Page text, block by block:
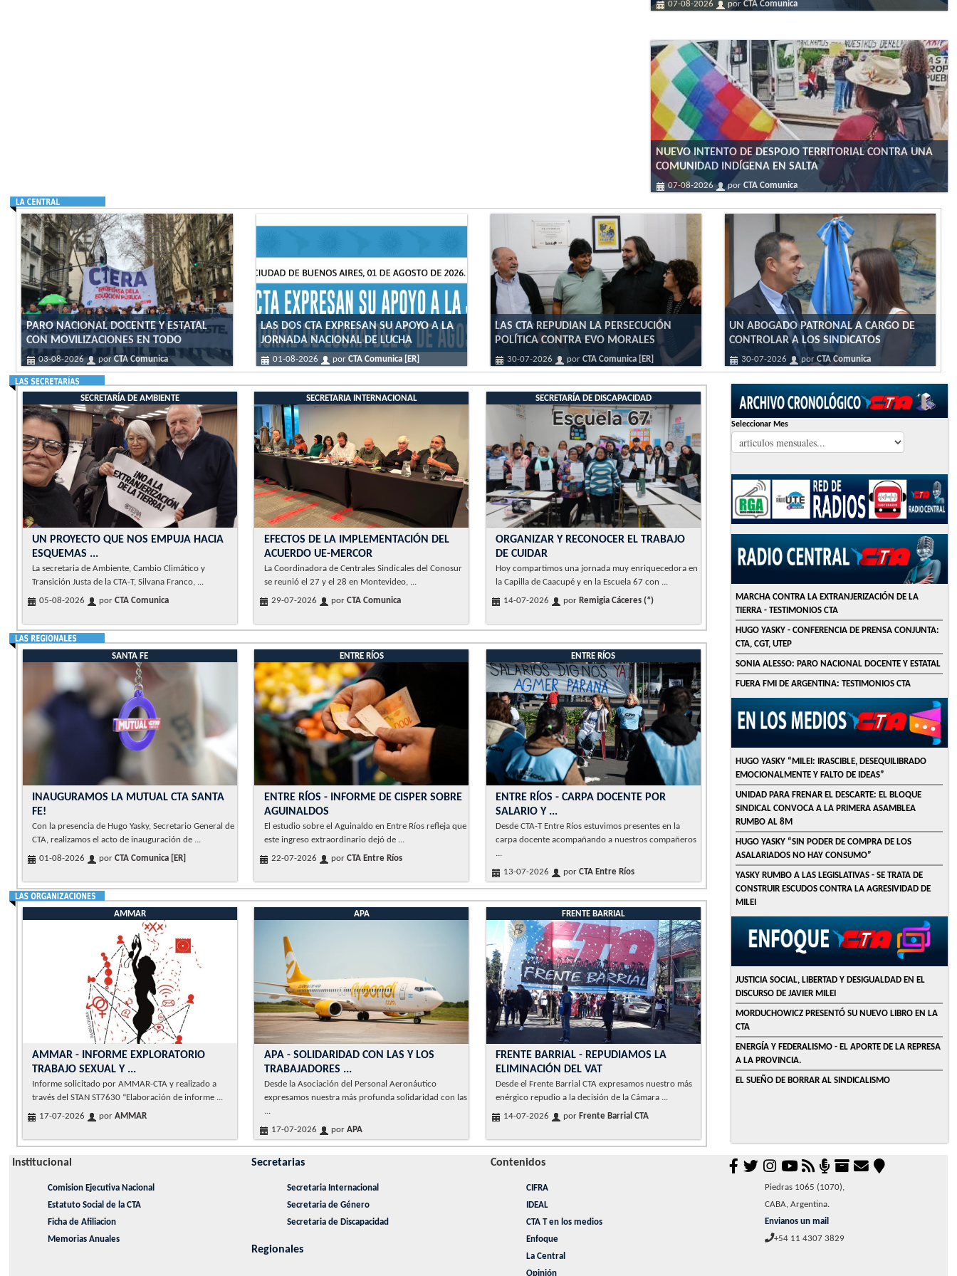
07-08-2026 por CTA Comunica
NUEVO INTENTO DE DESPOJO TERRITORIAL CONTRA UNA
COMUNIDAD INDÍGENA EN SALTA
07-08-2026 por CTA Comunica
PARO NACIONAL DOCENTE Y ESTATAL
CON MOVILIZACIONES EN TODO
03-08-2026 porCTA Comunica
LAS DOS CTA EXPRESAN SU APOYO A LA
JORNADA NACIONAL DE LUCHA
01-08-2026 porCTA Comunica [ER]
LAS CTA REPUDIAN LA PERSECUCIÓN
POLÍTICA CONTRA EVO MORALES
30-07-2026 porCTA Comunica [ER]
UN ABOGADO PATRONAL A CARGO DE
CONTROLAR A LOS SINDICATOS
30-07-2026 porCTA Comunica
SECRETARÍA DE AMBIENTE
UN PROYECTO QUE NOS EMPUJA HACIA
ESQUEMAS ...
La secretaria de Ambiente, Cambio Climático y
Transición Justa de la CTA-T, Silvana Franco, ...
05-08-2026
porCTA Comunica
SECRETARIA INTERNACIONAL
EFECTOS DE LA IMPLEMENTACIÓN DEL
ACUERDO UE-MERCOR
La Coordinadora de Centrales Sindicales del Conosur
se reunió el 27 y el 28 en Montevideo, ...
29-07-2026
por CTA Comunica
SECRETARÍA DE DISCAPACIDAD
ORGANIZAR Y RECONOCER EL TRABAJO
DE CUIDAR
Hoy compartimos una jornada muy enriquecedora en
la Capilla de Caacupé y en la Escuela 67 con ...
14-07-2026
por Remigia Cáceres (*)
SANTA FE
INAUGURAMOS LA MUTUAL CTA SANTA
FE!
Con la presencia de Hugo Yasky, Secretario General de
CTA, realizamos el acto de inauguración de ...
01-08-2026
porCTA Comunica [ER]
ENTRE RÍOS
ENTRE RÍOS - INFORME DE CISPER SOBRE
AGUINALDOS
El estudio sobre el Aguinaldo en Entre Ríos refleja que
este ingreso extraordinario dejó de ...
22-07-2026
por CTA Entre Ríos
ENTRE RÍOS
ENTRE RÍOS - CARPA DOCENTE POR
SALARIO Y ...
Desde CTA-T Entre Ríos estuvimos presentes en la
carpa docente acompañando a nuestros compañeros
...
13-07-2026
por CTA Entre Ríos
AMMAR
AMMAR - INFORME EXPLORATORIO
TRABAJO SEXUAL Y ...
Informe solicitado por AMMAR-CTA y realizado a
través del STAN ST7630 “Elaboración de informe ...
17-07-2026
porAMMAR
APA
APA - SOLIDARIDAD CON LAS Y LOS
TRABAJADORES ...
Desde la Asociación del Personal Aeronáutico
expresamos nuestra más profunda solidaridad con las
...
17-07-2026
por APA
FRENTE BARRIAL
FRENTE BARRIAL - REPUDIAMOS LA
ELIMINACIÓN DEL VAT
Desde el Frente Barrial CTA expresamos nuestro más
enérgico repudio a la decisión de la Cámara ...
14-07-2026
por Frente Barrial CTA
Seleccionar Mes
MARCHA CONTRA LA EXTRANJERIZACIÓN DE LA
TIERRA - TESTIMONIOS CTA
HUGO YASKY - CONFERENCIA DE PRENSA CONJUNTA:
CTA, CGT, UTEP
SONIA ALESSO: PARO NACIONAL DOCENTE Y ESTATAL
FUERA FMI DE ARGENTINA: TESTIMONIOS CTA
HUGO YASKY “MILEI: IRASCIBLE, DESEQUILIBRADO
EMOCIONALMENTE Y FALTO DE IDEAS”
UNIDAD PARA FRENAR EL DESCARTE: EL BLOQUE
SINDICAL CONVOCA A LA PRIMERA ASAMBLEA
RUMBO AL 8M
HUGO YASKY “SIN PODER DE COMPRA DE LOS
ASALARIADOS NO HAY CONSUMO”
YASKY RUMBO A LAS LEGISLATIVAS - SE TRATA DE
CONSTRUIR ESCUDOS CONTRA LA AGRESIVIDAD DE
MILEI
JUSTICIA SOCIAL, LIBERTAD Y DESIGUALDAD EN EL
DISCURSO DE JAVIER MILEI
MORDUCHOWICZ PRESENTÓ SU NUEVO LIBRO EN LA
CTA
ENERGÍA Y FEDERALISMO - EL APORTE DE LA REPRESA
A LA PROVINCIA.
EL SUEÑO DE BORRAR AL SINDICALISMO
Institucional
Comision Ejecutiva Nacional
Estatuto Social de la CTA
Ficha de Afiliacion
Memorias Anuales
Secretarias
Secretaria Internacional
Secretaria de Género
Secretaria de Discapacidad
Regionales
Contenidos
CIFRA
IDEAL
CTA T en los medios
Enfoque
La Central
Opinión
Piedras 1065 (1070),
CABA, Argentina.
Envianos un mail
+54 11 4307 3829